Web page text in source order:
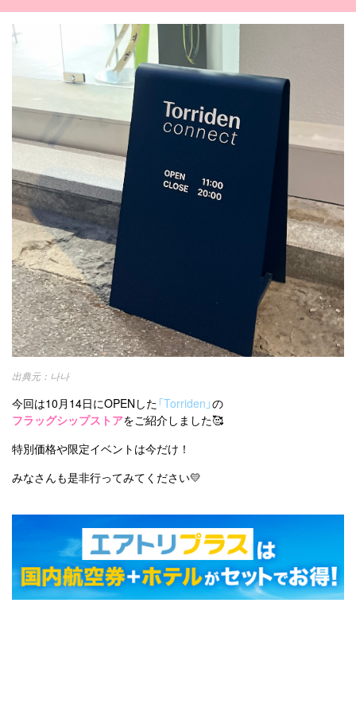
나나
今回は10月14日にOPENした「Torriden」の
フラッグシップストアをご紹介しました🥰
特別価格や限定イベントは今だけ！
みなさんも是非行ってみてください💛